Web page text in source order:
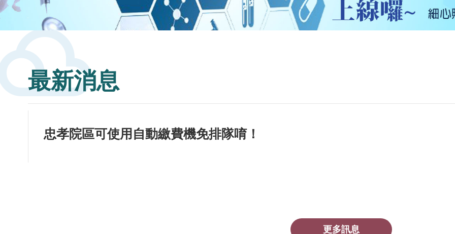
最新消息
忠孝院區可使用自動繳費機免排隊唷！
更多訊息